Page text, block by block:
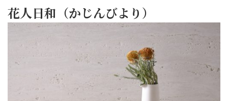
花人日和（かじんびより）